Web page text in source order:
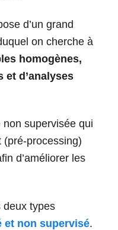
d’un grand
on cherche à
homogènes,
et d’analyses
non supervisée qui
(pré-processing)
d’améliorer les
deux types
et non supervisé.